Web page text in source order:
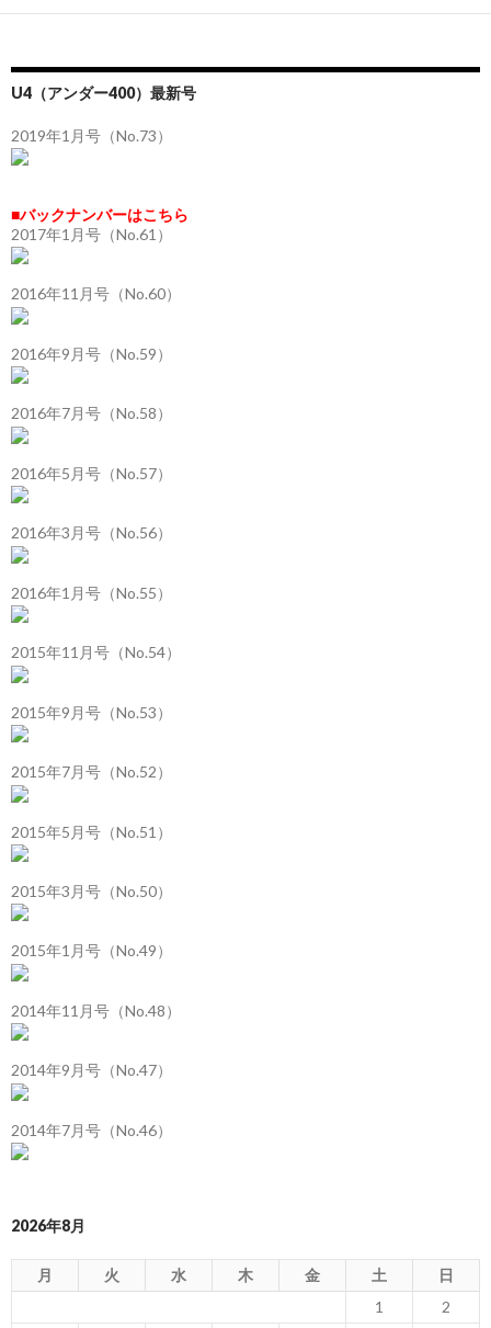
U4（アンダー400）最新号
2019年1月号（No.73）
■バックナンバーはこちら
2017年1月号（No.61）
2016年11月号（No.60）
2016年9月号（No.59）
2016年7月号（No.58）
2016年5月号（No.57）
2016年3月号（No.56）
2016年1月号（No.55）
2015年11月号（No.54）
2015年9月号（No.53）
2015年7月号（No.52）
2015年5月号（No.51）
2015年3月号（No.50）
2015年1月号（No.49）
2014年11月号（No.48）
2014年9月号（No.47）
2014年7月号（No.46）
2026年8月
月 火 水 木 金 土 日
1
2